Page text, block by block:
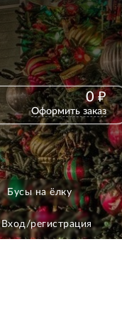
0 ₽
Оформить заказ
Бусы на ёлку
Вход/регистрация